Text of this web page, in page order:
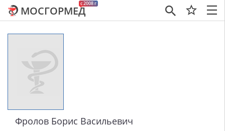
×
c 2008 г
МОСГОРМЕД
Фролов Борис Васильевич